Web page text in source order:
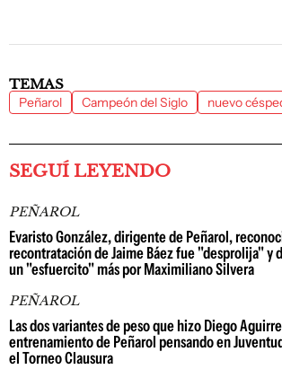
TEMAS
Peñarol Campeón del Siglo nuevo
SEGUÍ LEYENDO
PEÑAROL
Evaristo González, dirigente de Peñarol,
recontratación de Jaime Báez fue "desprolija" y
un "esfuercito" más por Maximiliano Silvera
PEÑAROL
Las dos variantes de peso que hizo Diego
entrenamiento de Peñarol pensando en
el Torneo Clausura